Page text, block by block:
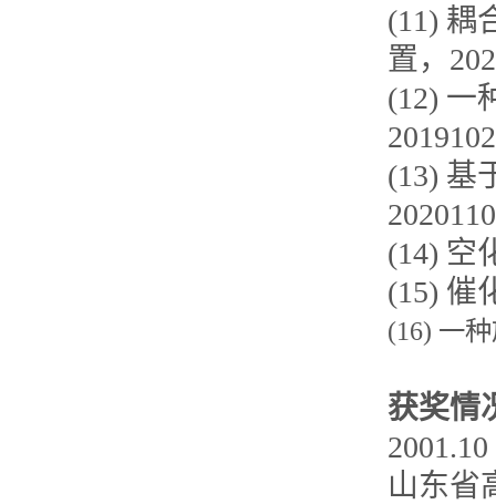
(11) 耦
置，
(12) 一
(13) 基
(14) 空
(15) 催
(16) 一
获奖情
山东省